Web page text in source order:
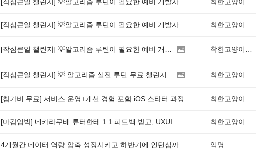
[참가비 무료] 서비스 운영+개선 경험 포함 iOS 스타터 과정
익명